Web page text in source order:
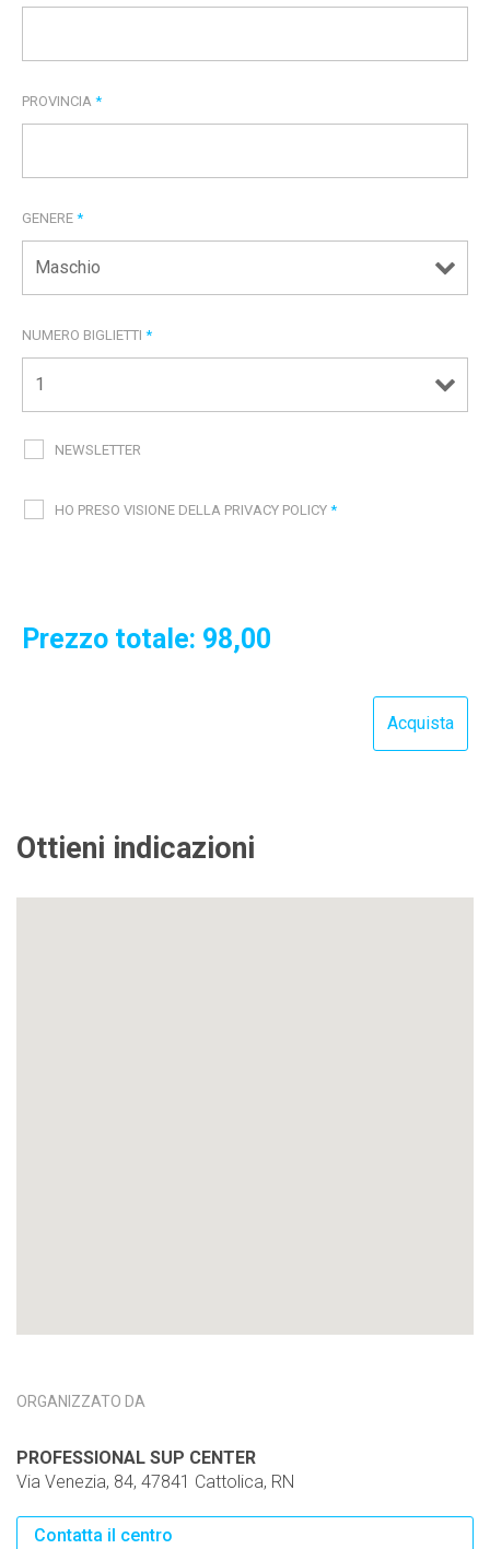
PROVINCIA *
GENERE *
NUMERO BIGLIETTI *
NEWSLETTER
HO PRESO VISIONE DELLA PRIVACY POLICY *
Prezzo totale: 98,00
Ottieni indicazioni
ORGANIZZATO DA
PROFESSIONAL SUP CENTER
Via Venezia, 84, 47841 Cattolica, RN
Contatta il centro